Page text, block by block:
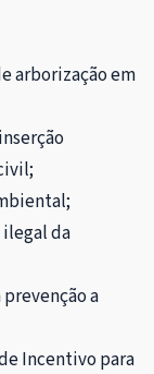
arborização em
ilegal da
a
Incentivo para